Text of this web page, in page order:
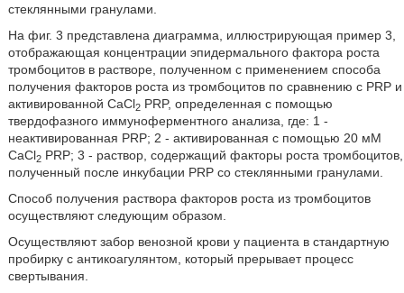
стеклянными гранулами.
На фиг. 3 представлена диаграмма, иллюстрирующая пример 3,
отображающая концентрации эпидермального фактора роста
тромбоцитов в растворе, полученном с применением способа
получения факторов роста из тромбоцитов по сравнению с PRP и
активированной CaCl2PRP, определенная с помощью
твердофазного иммуноферментного анализа, где: 1 -
неактивированная PRP; 2 - активированная с помощью 20 мМ
CaCl2PRP; 3 - раствор, содержащий факторы роста тромбоцитов,
полученный после инкубации PRP со стеклянными гранулами.
Способ получения раствора факторов роста из тромбоцитов
осуществляют следующим образом.
Осуществляют забор венозной крови у пациента в стандартную
пробирку с антикоагулянтом, который прерывает процесс
свертывания.